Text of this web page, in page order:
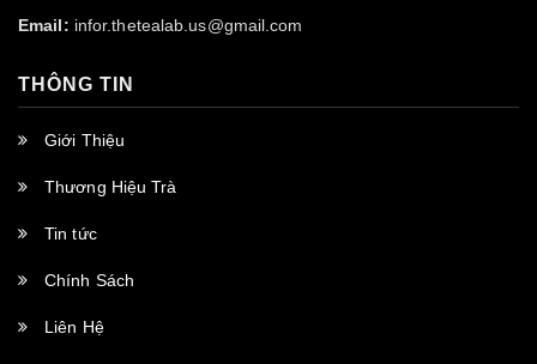
Email: infor.thetealab.us@gmail.com
THÔNG TIN
Giới Thiệu
Thương Hiệu Trà
Tin tức
Chính Sách
Liên Hệ